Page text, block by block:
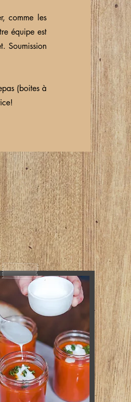
comme les
équipe est
Soumission
(boites à